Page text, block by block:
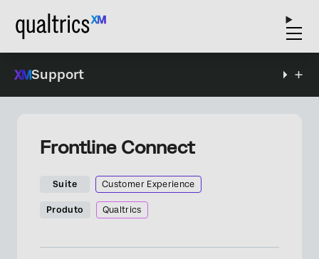
Support
Frontline Connect
Suite Customer Experience
Produto Qualtrics